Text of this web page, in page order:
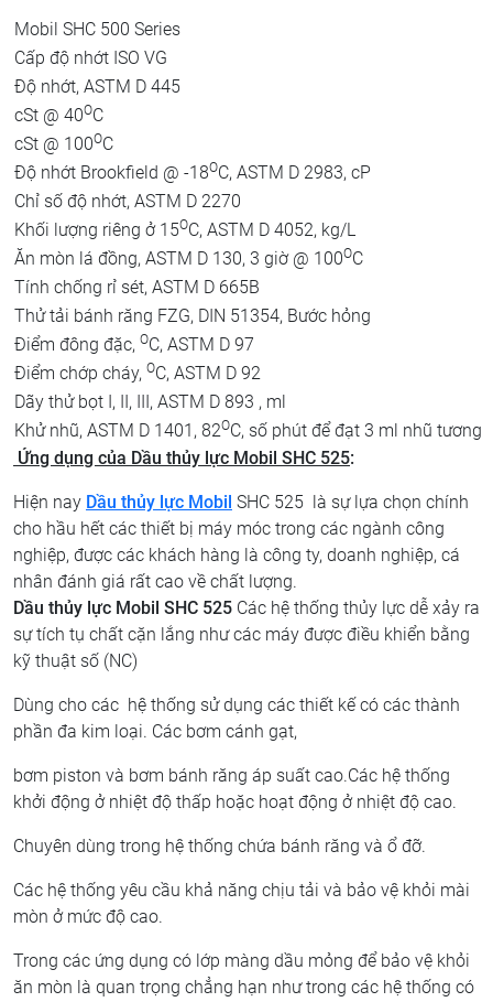
Mobil SHC 500 Series
Cấp độ nhớt ISO VG
Độ nhớt, ASTM D 445
cSt @ 40OC
cSt @ 100OC
Độ nhớt Brookfield @ -18OC, ASTM D 2983, cP
Chỉ số độ nhớt, ASTM D 2270
Khối lượng riêng ở 15OC, ASTM D 4052, kg/L
Ăn mòn lá đồng, ASTM D 130, 3 giờ @ 100OC
Tính chống rỉ sét, ASTM D 665B
Thử tải bánh răng FZG, DIN 51354, Bước hỏng
Điểm đông đặc, OC, ASTM D 97
Điểm chớp cháy, OC, ASTM D 92
Dãy thử bọt I, II, III, ASTM D 893 , ml
Khử nhũ, ASTM D 1401, 82OC, số phút để đạt 3 ml nhũ tương
Ứng dụng của Dầu thủy lực Mobil SHC 525:
Hiện nay Dầu thủy lực Mobil SHC 525 là sự lựa chọn chính
cho hầu hết các thiết bị máy móc trong các ngành công
nghiệp, được các khách hàng là công ty, doanh nghiệp, cá
nhân đánh giá rất cao về chất lượng.
Dầu thủy lực Mobil SHC 525 Các hệ thống thủy lực dễ xảy ra
sự tích tụ chất cặn lắng như các máy được điều khiển bằng
kỹ thuật số (NC)
Dùng cho các hệ thống sử dụng các thiết kế có các thành
phần đa kim loại. Các bơm cánh gạt,
bơm piston và bơm bánh răng áp suất cao.Các hệ thống
khởi động ở nhiệt độ thấp hoặc hoạt động ở nhiệt độ cao.
Chuyên dùng trong hệ thống chứa bánh răng và ổ đỡ.
Các hệ thống yêu cầu khả năng chịu tải và bảo vệ khỏi mài
mòn ở mức độ cao.
Trong các ứng dụng có lớp màng dầu mỏng để bảo vệ khỏi
ăn mòn là quan trọng chẳng hạn như trong các hệ thống có